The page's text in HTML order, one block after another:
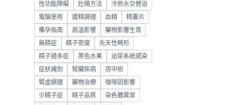
性功能障礙 壯陽方法 冷熱水交替浴
電腦使用 遺精調理 血精 精囊炎
備孕指南 高溫影響 藥物影響生育
無精症 精子密度 先天性畸形
精子過多症 黑色水果 泌尿系統感染
症狀識別 腎臟疾病 房中術
腎虛調理 藥物治療 咖啡因影響
少精子症 精子品質 染色體異常